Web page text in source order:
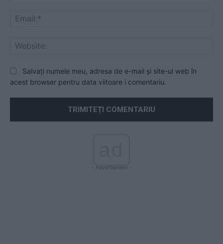
Salvați numele meu, adresa de e-mail și site-ul web în
acest browser pentru data viitoare i comentariu.
- Advertisment -